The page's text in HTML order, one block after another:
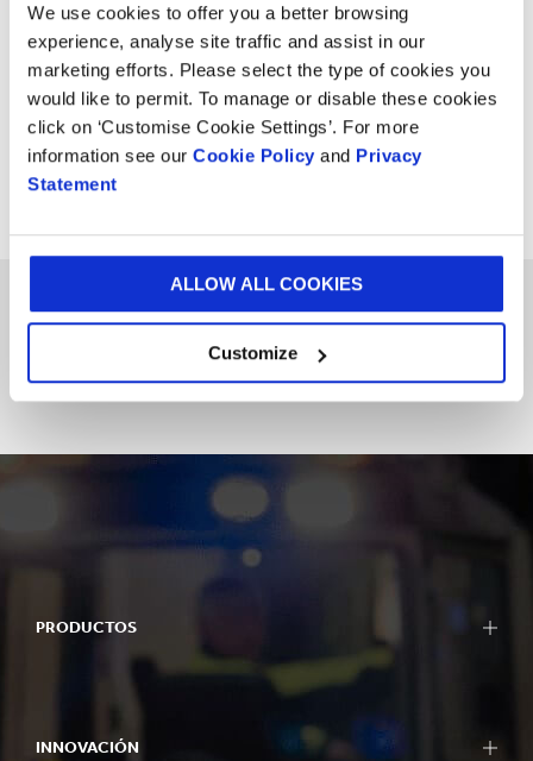
We use cookies to offer you a better browsing
experience, analyse site traffic and assist in our
marketing efforts. Please select the type of cookies you
would like to permit. To manage or disable these cookies
click on ‘Customise Cookie Settings’. For more
information see our Cookie Policy and Privacy
Statement
ALLOW ALL COOKIES
Customize
Manténgase al día de nuestros resultados financieros,
actualizaciones comerciales y noticias relacionadas
con los inversionistas.
SUSCRÍBASE A LAS NOTICIAS PARA
INVERSIONISTAS
Our key publications
PRODUCTOS
INNOVACIÓN